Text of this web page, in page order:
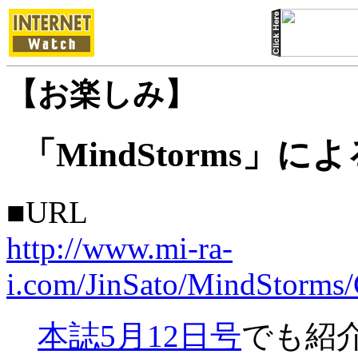
【お楽しみ】
「MindStorms」に
■URL
http://www.mi-ra-
i.com/JinSato/
本誌5月12日号でも紹